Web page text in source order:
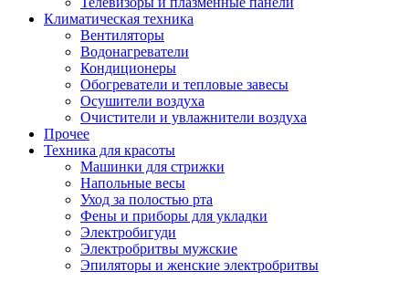
Климатическая техника
Вентиляторы
Водонагреватели
Кондиционеры
Обогреватели и тепловые завесы
Осушители воздуха
Очистители и увлажнители воздуха
Прочее
Техника для красоты
Машинки для стрижки
Напольные весы
Уход за полостью рта
Фены и приборы для укладки
Электробигуди
Электробритвы мужские
Эпиляторы и женские электробритвы